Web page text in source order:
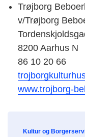
Trøjborg
v/Trøjborg
8200 Aarhus N
86 10 20 66
www.trojborg-
Kultur og